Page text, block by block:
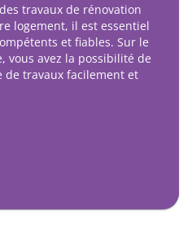
travaux de rénovation
logement, il est essentiel
et fiables. Sur le
vous avez la possibilité de
travaux facilement et